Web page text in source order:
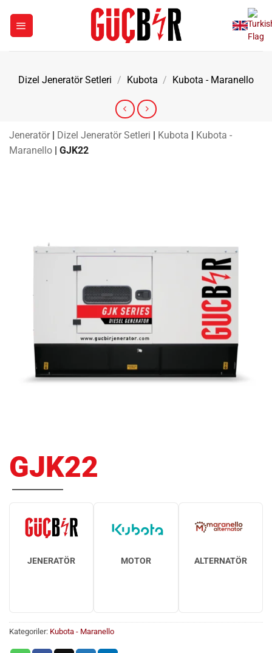
Dizel Jeneratör Setleri / Kubota / Kubota - Maranello
Jeneratör | Dizel Jeneratör Setleri | Kubota | Kubota -
Maranello | GJK22
GJK22
JENERATÖR MOTOR ALTERNATÖR
Kategoriler: Kubota - Maranello